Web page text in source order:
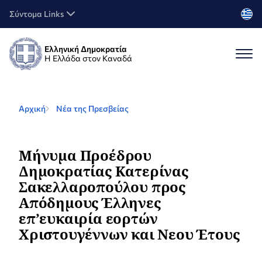
Σύντομα Links
Ελληνική Δημοκρατία
Η Ελλάδα στον Καναδά
Αρχική Νέα της Πρεσβείας
Μήνυμα Προέδρου
Δημοκρατίας Κατερίνας
Σακελλαροπούλου προς
Απόδημους Έλληνες
επ’ευκαιρία εορτών
Χριστουγέννων και Νεου Έτους